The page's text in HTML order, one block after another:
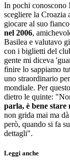
In pochi conoscono
scegliere la Croazia
giocare al suo
nel 2006,
Basilea e valutavo
con i biglietti del
gente mi diceva
finire lo sappiamo
uno straordinario
mondiale. Per
dietro le quinte:
parla, è bene stare
non grida mai ma
però, quando si fa
dettagli".
Leggi anche